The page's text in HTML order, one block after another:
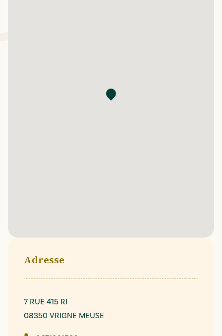
Adresse
7 RUE 415 RI
08350 VRIGNE MEUSE